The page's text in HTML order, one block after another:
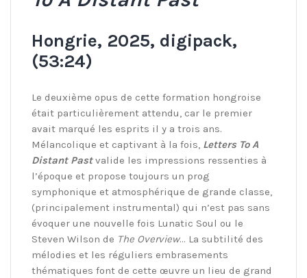
Hongrie, 2025, digipack,
(53:24)
Le deuxième opus de cette formation hongroise
était particulièrement attendu, car le premier
avait marqué les esprits il y a trois ans.
Mélancolique et captivant à la fois, Letters To A
Distant Pastvalide les impressions ressenties à
l’époque et propose toujours un prog
symphonique et atmosphérique de grande classe,
(principalement instrumental) qui n’est pas sans
évoquer une nouvelle fois Lunatic Soul ou le
Steven Wilson de The Overview… La subtilité des
mélodies et les réguliers embrasements
thématiques font de cette œuvre un lieu de grand